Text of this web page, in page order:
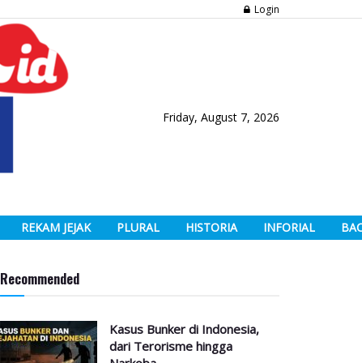
Login
Friday, August 7, 2026
REKAM JEJAK PLURAL HISTORIA INFORIAL
Recommended
Kasus Bunker di Indonesia,
dari Terorisme hingga